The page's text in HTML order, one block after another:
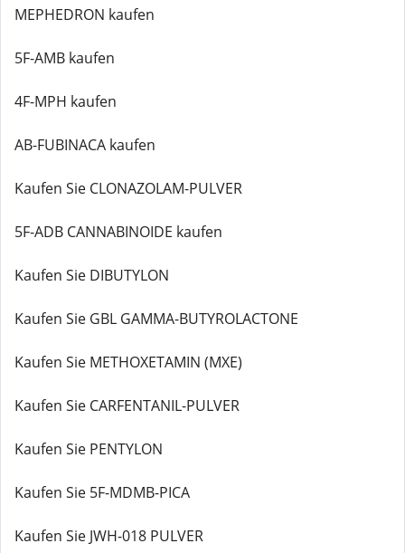
MEPHEDRON kaufen
5F-AMB kaufen
4F-MPH kaufen
AB-FUBINACA kaufen
Kaufen Sie CLONAZOLAM-PULVER
5F-ADB CANNABINOIDE kaufen
Kaufen Sie DIBUTYLON
Kaufen Sie GBL GAMMA-BUTYROLACTONE
Kaufen Sie METHOXETAMIN (MXE)
Kaufen Sie CARFENTANIL-PULVER
Kaufen Sie PENTYLON
Kaufen Sie 5F-MDMB-PICA
Kaufen Sie JWH-018 PULVER